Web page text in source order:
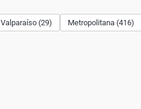
Valparaíso (29) Metropolitana (416)